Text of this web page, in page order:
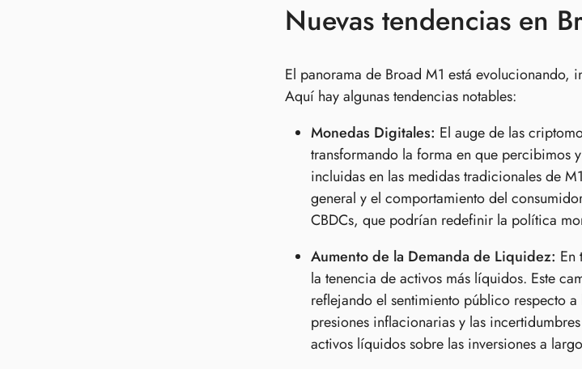
Nuevas tendencias en
El panorama de Broad M1 está
Aquí hay algunas tendencias notables:
Monedas Digitales: El auge de las
transformando la forma en que percibimos
incluidas en las medidas tradicionales de
general y el comportamiento del
CBDCs, que podrían redefinir la política
Aumento de la Demanda de Liquidez: En
la tenencia de activos más líquidos. Este
reflejando el sentimiento público respecto
presiones inflacionarias y las
activos líquidos sobre las inversiones a